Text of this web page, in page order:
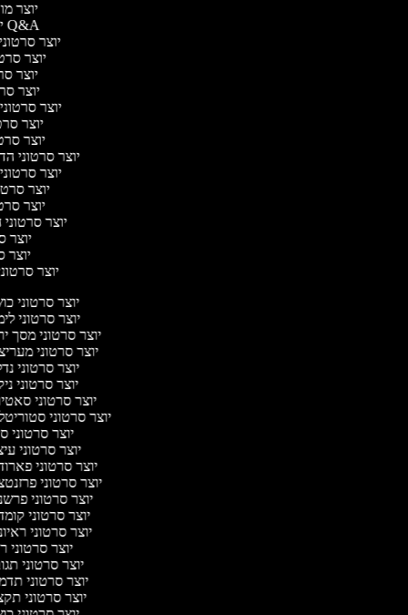
יוצר
יוצר סרטוני Q&A
יוצר
יוצר
יוצר
יוצר
יוצר סרטוני
יוצר
יוצר
יוצר סרטוני
יוצר
יוצר
יוצר
יוצר
יוצר
יוצר
יוצר
יוצר סרטוני
יוצר סרטוני
יוצר סרטוני מסך
יוצר סרטוני
יוצר סרטוני
יוצר סרטוני
יוצר סרטוני
יוצר סרטוני
יוצר סרטוני
יוצר סרטוני
יוצר סרטוני
יוצר סרטוני
יוצר סרטוני
יוצר סרטוני
יוצר סרטוני
יוצר סרטוני
יוצר סרטוני
יוצר סרטוני
יוצר סרטוני